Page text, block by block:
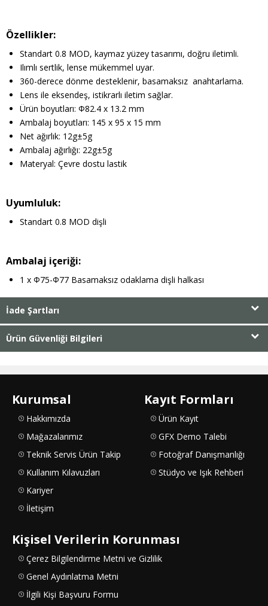
Özellikler:
Standart 0.8 MOD, kaymaz yüzey tasarımı, doğru iletimli.
Ilımlı sertlik, lense mükemmel uyar.
360-derece dönme desteklenir, basamaksız anahtarlama.
Lens ile eksendeş, istikrarlı iletim sağlar.
Ürün boyutları: Φ82.4 x 13.2 mm
Ambalaj boyutları: 145 x 95 x 15 mm
Net ağırlık: 12g±5g
Ambalaj ağırlığı: 22g±5g
Materyal: Çevre dostu lastik
Uyumluluk:
Standart 0.8 MOD dişli
Ambalaj içeriği:
1 x Φ75-Φ77 Basamaksız odaklama dişli halkası
İade Şartları
Ürün Güvenliği Bilgileri
Kurumsal
Hakkımızda
Mağazalarımız
Teknik Servis Ürün Takip
Kullanım Kılavuzları
Kariyer
İletişim
Kayıt Formları
Ürün Kayıt
GFX Demo Talebi
Fotoğraf Danışmanlığı
Stüdyo ve Işık Rehberi
Kişisel Verilerin Korunması
Çerez Bilgilendirme Metni ve Gizlilik
Genel Aydınlatma Metni
İlgili Kişi Başvuru Formu